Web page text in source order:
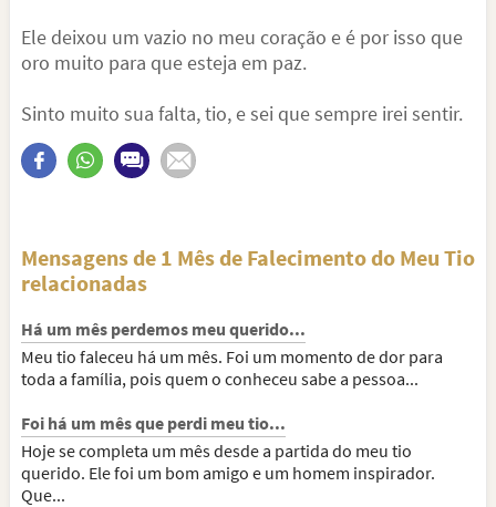
Ele deixou um vazio no meu coração e é por isso que
oro muito para que esteja em paz.
Sinto muito sua falta, tio, e sei que sempre irei sentir.
Mensagens de 1 Mês de Falecimento do Meu Tio
relacionadas
Há um mês perdemos meu querido...
Meu tio faleceu há um mês. Foi um momento de dor para
toda a família, pois quem o conheceu sabe a pessoa...
Foi há um mês que perdi meu tio...
Hoje se completa um mês desde a partida do meu tio
querido. Ele foi um bom amigo e um homem inspirador.
Que...